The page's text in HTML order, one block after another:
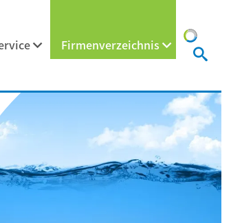
Firmenverzeichnis